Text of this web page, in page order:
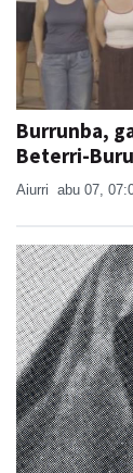
Burrunba,
Beterri-
Aiurri abu 07,